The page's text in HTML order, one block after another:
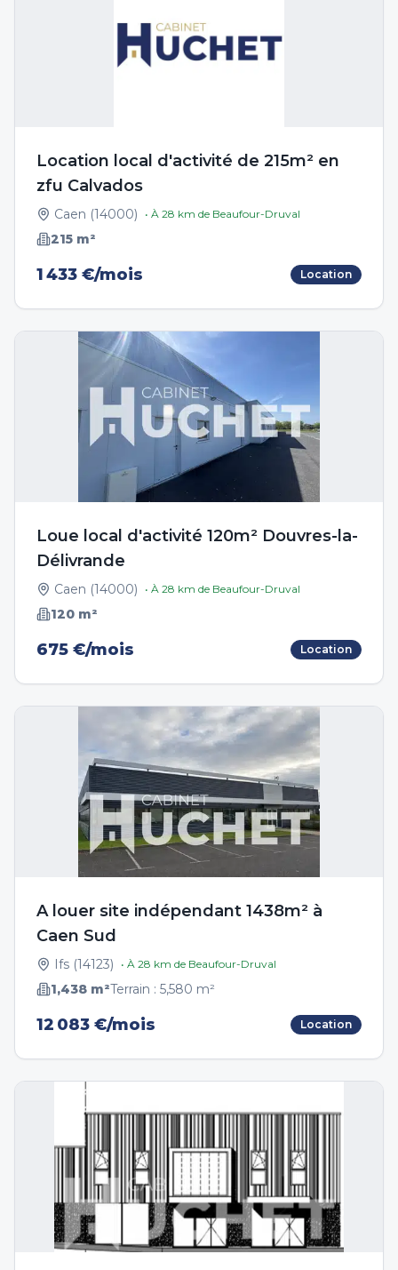
Location local d'activité de 215m² en
zfu Calvados
Caen (14000) • À 28 km de Beaufour-Druval
215 m²
1 433 €/mois Location
Loue local d'activité 120m² Douvres-la-
Délivrande
Caen (14000) • À 28 km de Beaufour-Druval
120 m²
675 €/mois Location
A louer site indépendant 1438m² à
Caen Sud
Ifs (14123) • À 28 km de Beaufour-Druval
1,438 m²Terrain : 5,580 m²
12 083 €/mois Location